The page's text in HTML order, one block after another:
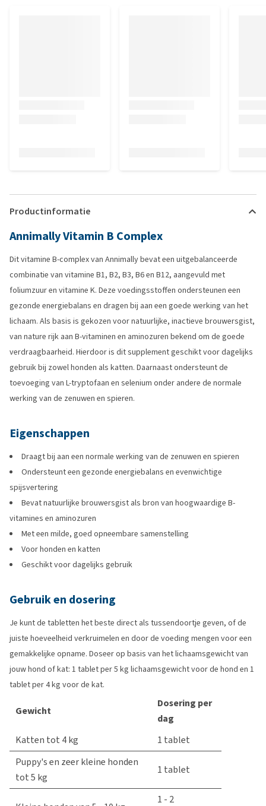
Productinformatie
Annimally Vitamin B Complex
Dit vitamine B-complex van Annimally bevat een uitgebalanceerde
combinatie van vitamine B1, B2, B3, B6 en B12, aangevuld met
foliumzuur en vitamine K. Deze voedingsstoffen ondersteunen een
gezonde energiebalans en dragen bij aan een goede werking van het
lichaam. Als basis is gekozen voor natuurlijke, inactieve brouwersgist,
van nature rijk aan B-vitaminen en aminozuren bekend om de goede
verdraagbaarheid. Hierdoor is dit supplement geschikt voor dagelijks
gebruik bij zowel honden als katten. Daarnaast ondersteunt de
toevoeging van L-tryptofaan en selenium onder andere de normale
werking van de zenuwen en spieren.
Eigenschappen
Draagt bij aan een normale werking van de zenuwen en spieren
Ondersteunt een gezonde energiebalans en evenwichtige
spijsvertering
Bevat natuurlijke brouwersgist als bron van hoogwaardige B-
vitamines en aminozuren
Met een milde, goed opneembare samenstelling
Voor honden en katten
Geschikt voor dagelijks gebruik
Gebruik en dosering
Je kunt de tabletten het beste direct als tussendoortje geven, of de
juiste hoeveelheid verkruimelen en door de voeding mengen voor een
gemakkelijke opname. Doseer op basis van het lichaamsgewicht van
jouw hond of kat: 1 tablet per 5 kg lichaamsgewicht voor de hond en 1
tablet per 4 kg voor de kat.
Gewicht
Dosering per
dag
Katten tot 4 kg
1 tablet
Puppy's en zeer kleine honden
tot 5 kg
1 tablet
1 - 2